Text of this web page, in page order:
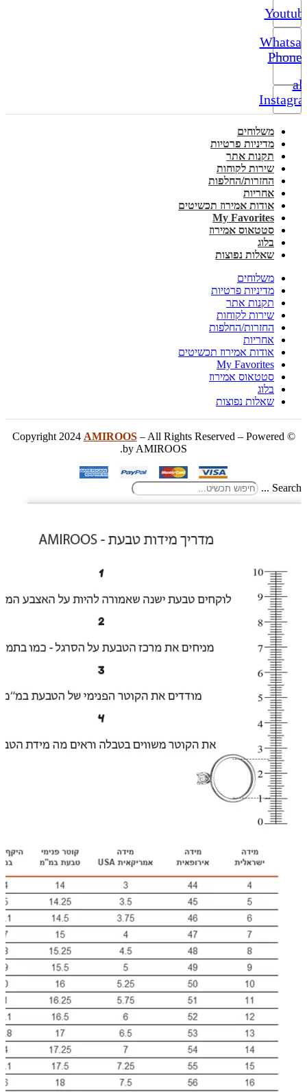
Phone-
alt
משלוחים
מדיניות פרטיות
תקנות אתר
שירות לקוחות
החזרות/החלפות
אחריות
אודות אמירוז תכשיטים
My Favorites
סטטאוס אמירוז
בלוג
שאלות נפוצות
משלוחים
מדיניות פרטיות
תקנות אתר
שירות לקוחות
החזרות/החלפות
אחריות
אודות אמירוז תכשיטים
My Favorites
סטטאוס אמירוז
בלוג
שאלות נפוצות
© Copyright 2024
AMIROOS– All Rights Reserved – Powered
by AMIROOS.
Search ...